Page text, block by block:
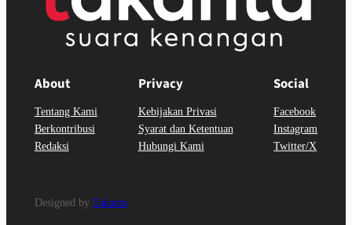
About
Tentang Kami
Berkontribusi
Redaksi
Privacy
Kebijakan Privasi
Syarat dan Ketentuan
Hubungi Kami
Social
Facebook
Instagram
Twitter/X
Designed by Takanta